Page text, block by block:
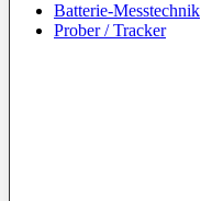
Batterie-Messtechnik
Prober / Tracker